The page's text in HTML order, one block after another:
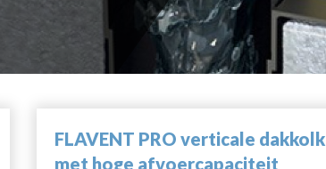
FLAVENT PRO verticale dakkolk
met hoge afvoercapaciteit